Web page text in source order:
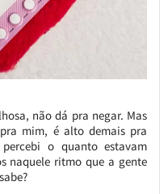
não dá pra negar. Mas
mim, é alto demais pra
o quanto estavam
naquele ritmo que a gente